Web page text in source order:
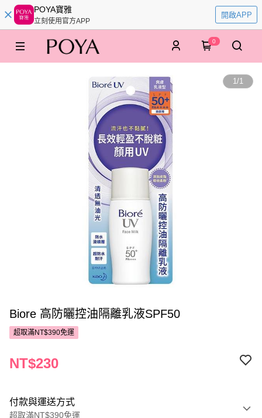
POYA寶雅
立刻使用官方APP
開啟APP
0
1/1
Biore 高防曬控油隔離乳液SPF50
超取滿NT$390免運
NT$230
付款與運送方式
超取滿NT$390免運